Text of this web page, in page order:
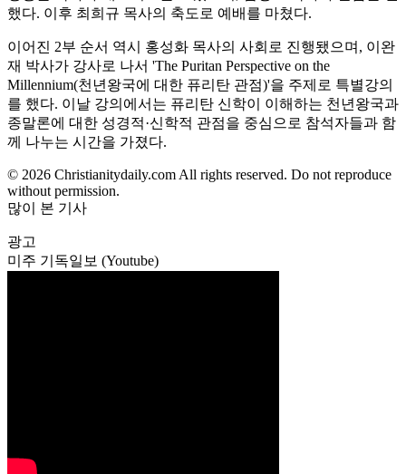
했다. 이후 최희규 목사의 축도로 예배를 마쳤다.
이어진 2부 순서 역시 홍성화 목사의 사회로 진행됐으며, 이완
재 박사가 강사로 나서 'The Puritan Perspective on the
Millennium(천년왕국에 대한 퓨리탄 관점)'을 주제로 특별강의
를 했다. 이날 강의에서는 퓨리탄 신학이 이해하는 천년왕국과
종말론에 대한 성경적·신학적 관점을 중심으로 참석자들과 함
께 나누는 시간을 가졌다.
© 2026 Christianitydaily.com All rights reserved. Do not reproduce
without permission.
많이 본 기사
광고
미주 기독일보 (Youtube)